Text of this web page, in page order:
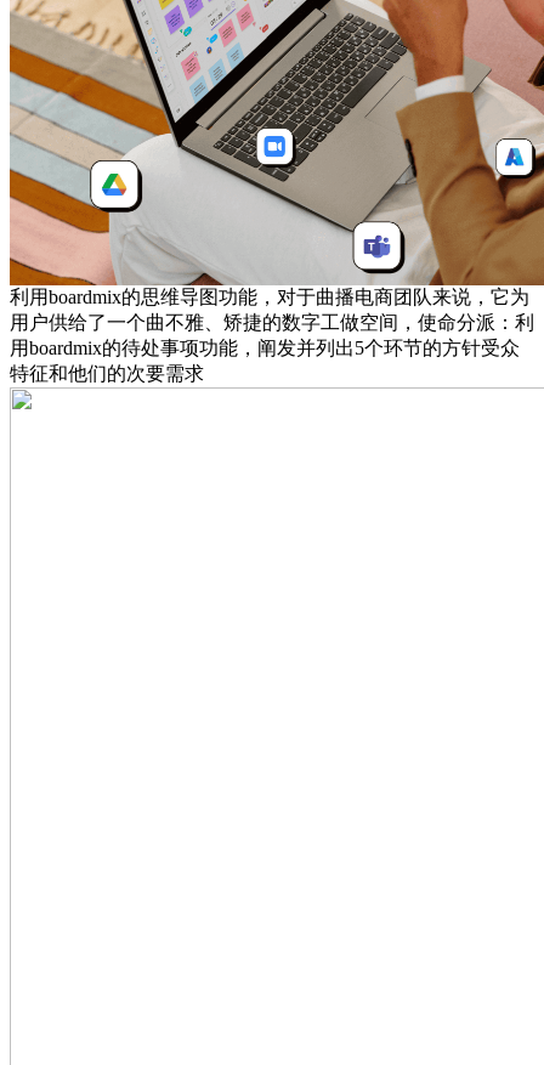
利用boardmix的思维导图功能，对于曲播电商团队来说，它为
用户供给了一个曲不雅、矫捷的数字工做空间，使命分派：利
用boardmix的待处事项功能，阐发并列出5个环节的方针受众
特征和他们的次要需求